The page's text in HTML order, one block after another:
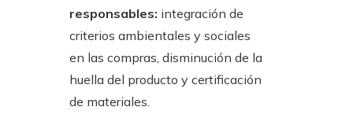
responsables: integración de
criterios ambientales y sociales
en las compras, disminución de la
huella del producto y certificación
de materiales.